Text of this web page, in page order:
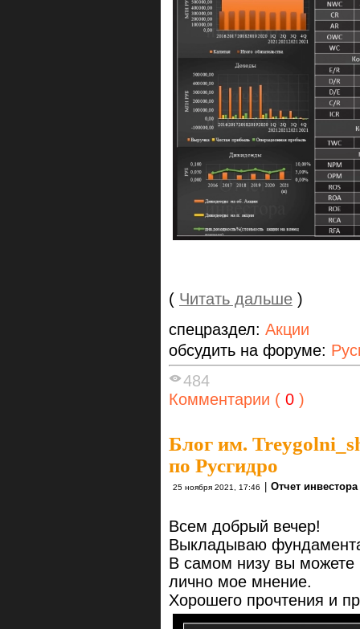
( Читать дальше )
спецраздел: Акции
обсудить на форуме:
484
Комментарии ( 0 )
Блог им.
по Русгидро
25 ноября 2021, 17:46 Отчет инвестора
Всем добрый вечер!
Выкладываю
В самом низу вы можете
лично мое мнение.
Хорошего прочтения и